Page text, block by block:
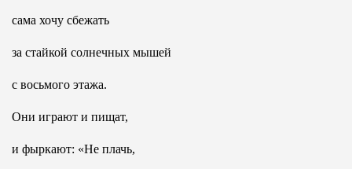
сама хочу сбежать
за стайкой солнечных мышей
с восьмого этажа.
Они играют и пищат,
и фыркают: «Не плачь,